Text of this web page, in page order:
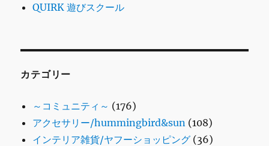
QUIRK 遊びスクール
カテゴリー
～コミュニティ～ (176)
アクセサリー/hummingbird&sun (108)
インテリア雑貨/ヤフーショッピング (36)